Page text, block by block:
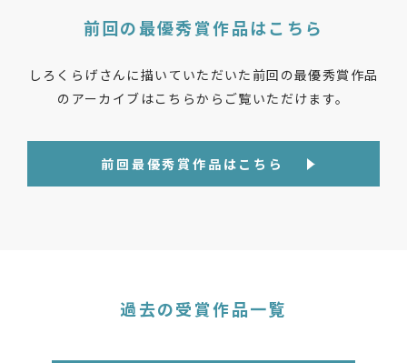
前回の最優秀賞作品はこちら
しろくらげさんに描いていただいた前回の最優秀賞作品
のアーカイブはこちらからご覧いただけます。
前回最優秀賞作品はこちら
過去の受賞作品一覧